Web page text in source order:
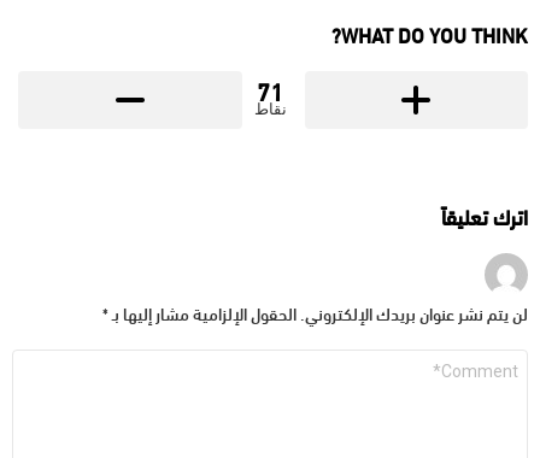
WHAT DO YOU THINK?
71
نقاط
اترك تعليقاً
لن يتم نشر عنوان بريدك الإلكتروني.الحقول الإلزامية مشار إليها بـ*